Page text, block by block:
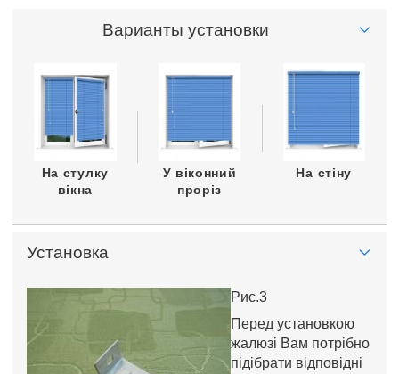
Варианты установки
На стулку
вікна
У віконний
проріз
На стіну
Установка
Рис.3
Перед установкою
жалюзі Вам потрібно
підібрати відповідні